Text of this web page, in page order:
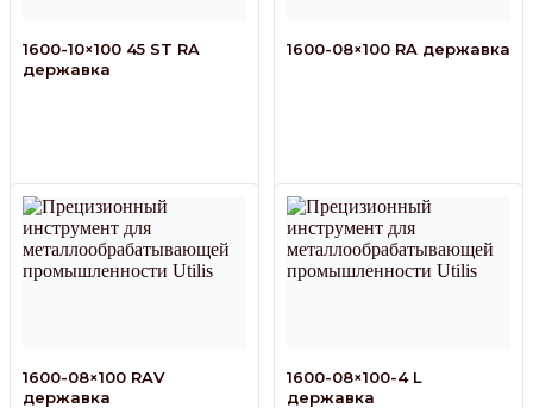
1600-10×100 45 ST RA
державка
1600-08×100 RA державка
1600-08×100 RAV
державка
1600-08×100-4 L
державка